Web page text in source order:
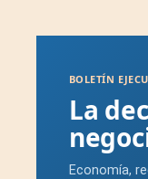
BOLETÍN
La
Economía,